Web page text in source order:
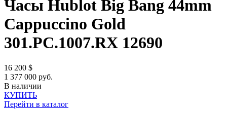
Часы Hublot Big Bang 44mm
Cappuccino Gold
301.PC.1007.RX 12690
16 200 $
1 377 000 руб.
В наличии
КУПИТЬ
Перейти в каталог